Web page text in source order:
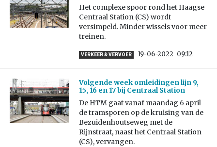
Het complexe spoor rond het Haagse
Centraal Station (CS) wordt
versimpeld. Minder wissels voor meer
treinen.
VERKEER & VERVOER 19-06-2022 09:12
Volgende week omleidingen lijn 9,
15, 16 en 17 bij Centraal Station
De HTM gaat vanaf maandag 6 april
de tramsporen op de kruising van de
Bezuidenhoutseweg met de
Rijnstraat, naast het Centraal Station
(CS), vervangen.